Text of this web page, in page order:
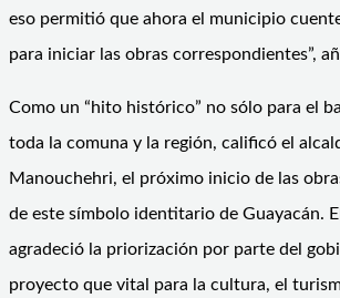
eso permitió que ahora el municipio
para iniciar las obras correspondientes”,
Como un “hito histórico” no sólo para el
toda la comuna y la región, calificó el
Manouchehri, el próximo inicio de las
de este símbolo identitario de Guayacán.
agradeció la priorización por parte del
proyecto que vital para la cultura, el